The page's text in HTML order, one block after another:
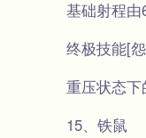
基础射程由
终极技能[怨
重压状态下
15、铁鼠